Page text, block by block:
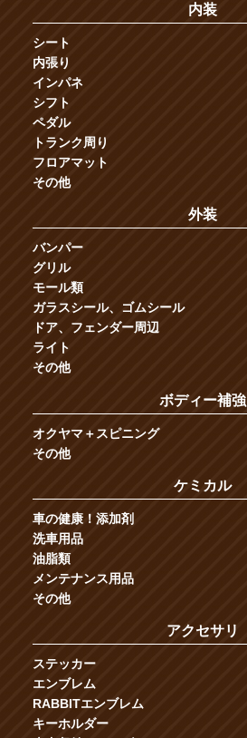
内装
シート
内張り
インパネ
シフト
ペダル
トランク周り
フロアマット
その他
外装
バンパー
グリル
モール類
ガラスシール、ゴムシール
ドア、フェンダー周辺
ライト
その他
ボディー補強
オクヤマ＋スピニング
その他
ケミカル
車の健康！添加剤
洗車用品
油脂類
メンテナンス用品
その他
アクセサリ
ステッカー
エンブレム
RABBITエンブレム
キーホルダー